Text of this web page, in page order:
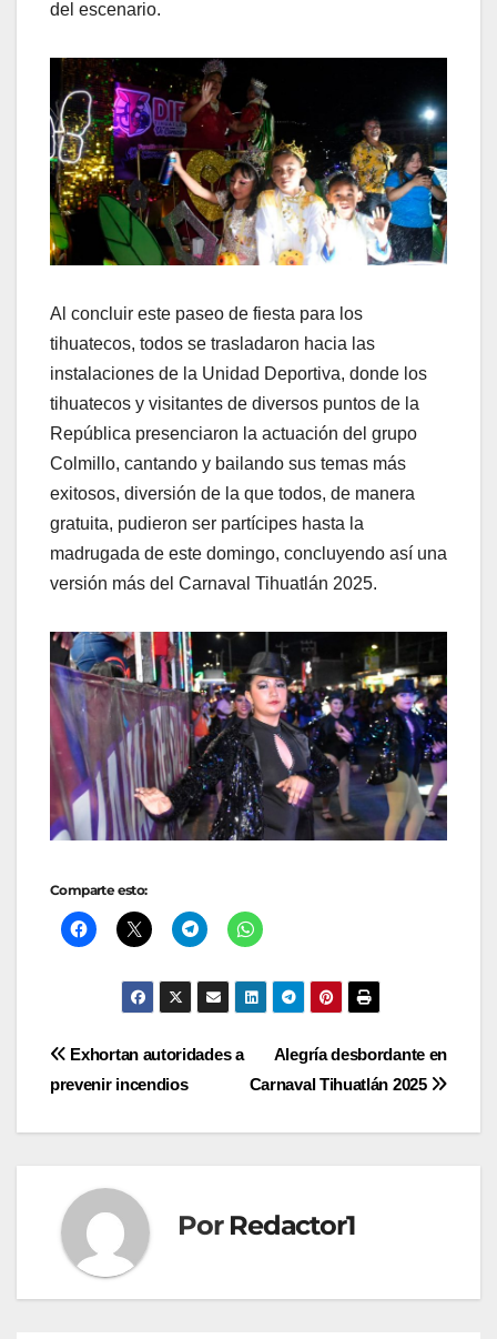
del escenario.
Al concluir este paseo de fiesta para los
tihuatecos, todos se trasladaron hacia las
instalaciones de la Unidad Deportiva, donde los
tihuatecos y visitantes de diversos puntos de la
República presenciaron la actuación del grupo
Colmillo, cantando y bailando sus temas más
exitosos, diversión de la que todos, de manera
gratuita, pudieron ser partícipes hasta la
madrugada de este domingo, concluyendo así una
versión más del Carnaval Tihuatlán 2025.
Comparte esto:
Navegación
de
Alegría desbordante en
Carnaval Tihuatlán 2025
Exhortan autoridades a
prevenir incendios
Por Redactor1